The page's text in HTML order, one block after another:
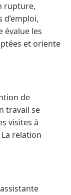
rupture,
évalue les
et oriente
de
travail se
visites à
relation